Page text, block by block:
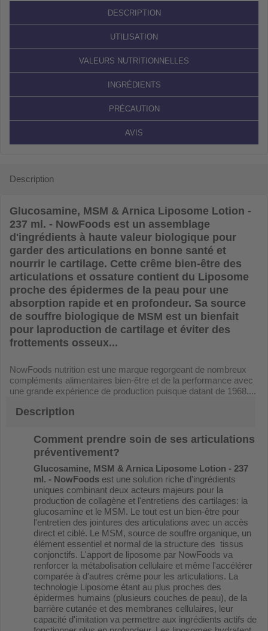
DESCRIPTION
UTILISATION
VALEURS NUTRITIONNELLES
INGRÉDIENTS
PRÉCAUTION
AVIS
Description
Glucosamine, MSM & Arnica Liposome Lotion -
237 ml. - NowFoods est un assemblage
d'ingrédients à haute valeur biologique pour
garder des articulations en bonne santé et
nourrir le cartilage. Cette crême bien-être des
articulations et ossature contient du Liposome
proche des épidermes de la peau pour une
absorption rapide et en profondeur. Sa source
de souffre biologique de MSM est un bienfait
pour laproduction de cartilage et éviter des
frottements osseux...
NowFoods nutrition est une marque regorgeant de nombreux
compléments alimentaires bien-être et de la performance avec
une grande expérience de production puisque datant de 1968....
Description
Comment prendre soin de ses articulations
préventivement?
Glucosamine, MSM & Arnica Liposome Lotion - 237
ml. - NowFoods est une solution riche d'ingrédients
uniques combinant deux acteurs majeurs pour la
production de collagène et l'entretiens des cartilages: la
glucosamine et le MSM. Le tout est un bien-être pour
l'entretien des jointures des articulations avec un accès
direct et ciblé. Le MSM, source de souffre organique, un
élément essentiel et normal de la structure des tissus
conjonctifs. L'apport de liposome par NowFoods va
renforcer la métabolisation cellulaire et même l'accélérer
comparée à d'autres crème pour les articulations. La
technologie Liposome étant au plus proches des
épidermes humains (plusieurs couches de peau), de la
barrière cutanée et des membranes cellulaires, leur
capacité d'imitation va permettre aux ingrédients actifs de